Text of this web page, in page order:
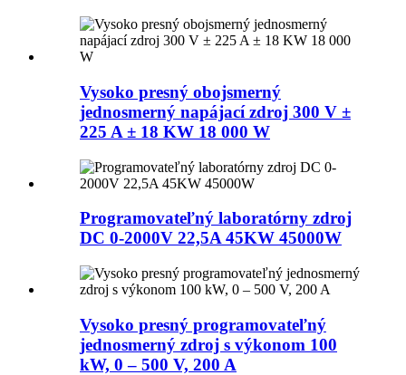
Vysoko presný obojsmerný
jednosmerný napájací zdroj 300 V ±
225 A ± 18 KW 18 000 W
Programovateľný laboratórny zdroj
DC 0-2000V 22,5A 45KW 45000W
Vysoko presný programovateľný
jednosmerný zdroj s výkonom 100
kW, 0 – 500 V, 200 A